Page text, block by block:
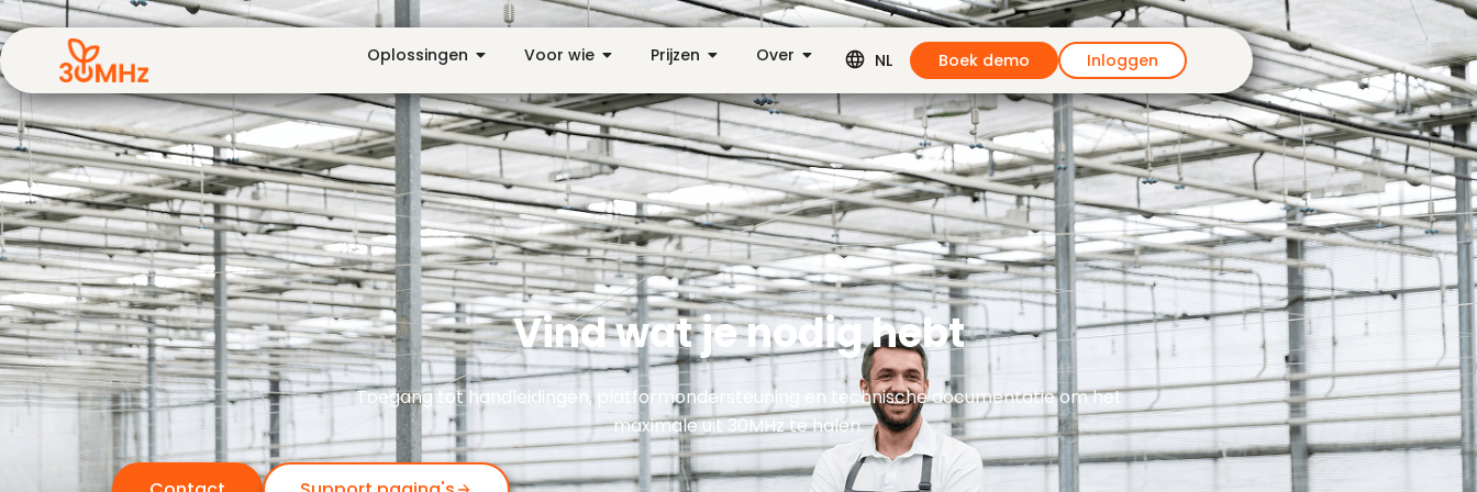
Oplossingen Voor wie Prijzen Over NL Boek demo Inloggen
Vind wat je nodig hebt
Toegang tot handleidingen, platformondersteuning en technische documentatie om het
maximale uit 30MHz te halen.